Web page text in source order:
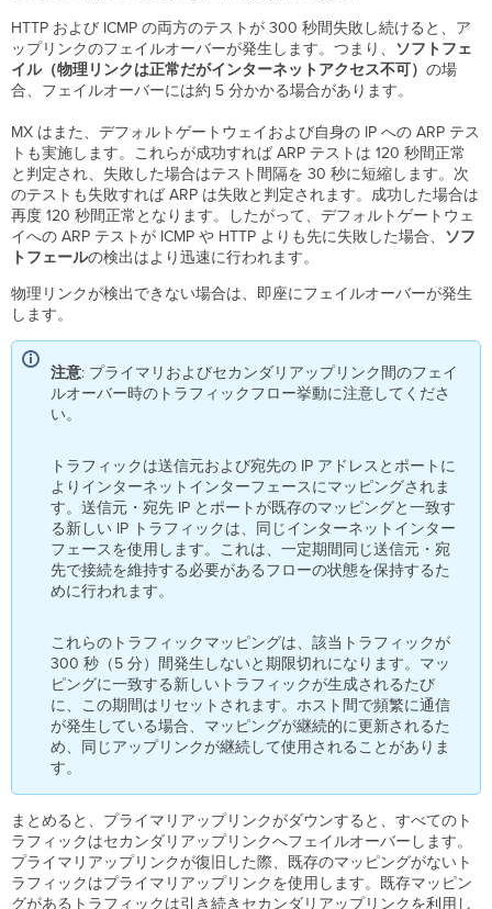
ル
バ
ッ
ク
未
満）
セ
ル
ラ
ー
ル
プ
ラ
リ
と
し
て
使
用
す
合
セ
ル
ラ
ー
を
ッ
ク
ア
ッ
プ
と
HTTP および ICMP の両方のテストが 300 秒間失敗し続けると、ア
ップリンクのフェイルオーバーが発生します。つまり、 ソフトフェ
イル（物理リンクは正常だがインターネットアクセス不可）の場
合、フェイルオーバーには約 5 分かかる場合があります。
MX はまた、デフォルトゲートウェイおよび自身の IP への ARP テス
トも実施します。これらが成功すれば ARP テストは 120 秒間正常
と判定され、失敗した場合はテスト間隔を 30 秒に短縮します。次
のテストも失敗すれば ARP は失敗と判定されます。成功した場合は
再度 120 秒間正常となります。したがって、デフォルトゲートウェ
イへの ARP テストが ICMP や HTTP よりも先に失敗した場合、 ソフ
トフェールの検出はより迅速に行われます。
物理リンクが検出できない場合は、即座にフェイルオーバーが発生
します。
注意: プライマリおよびセカンダリアップリンク間のフェイ
ルオーバー時のトラフィックフロー挙動に注意してくださ
い。
トラフィックは送信元および宛先の IP アドレスとポートに
よりインターネットインターフェースにマッピングされま
す。送信元・宛先 IP とポートが既存のマッピングと一致す
る新しい IP トラフィックは、同じインターネットインター
フェースを使用します。これは、一定期間同じ送信元・宛
先で接続を維持する必要があるフローの状態を保持するた
めに行われます。
これらのトラフィックマッピングは、該当トラフィックが
300 秒（5 分）間発生しないと期限切れになります。マッ
ピングに一致する新しいトラフィックが生成されるたび
に、この期間はリセットされます。ホスト間で頻繁に通信
が発生している場合、マッピングが継続的に更新されるた
め、同じアップリンクが継続して使用されることがありま
す。
まとめると、プライマリアップリンクがダウンすると、すべてのト
ラフィックはセカンダリアップリンクへフェイルオーバーします。
プライマリアップリンクが復旧した際、既存のマッピングがないト
ラフィックはプライマリアップリンクを使用します。既存マッピン
グがあるトラフィックは引き続きセカンダリアップリンクを利用し